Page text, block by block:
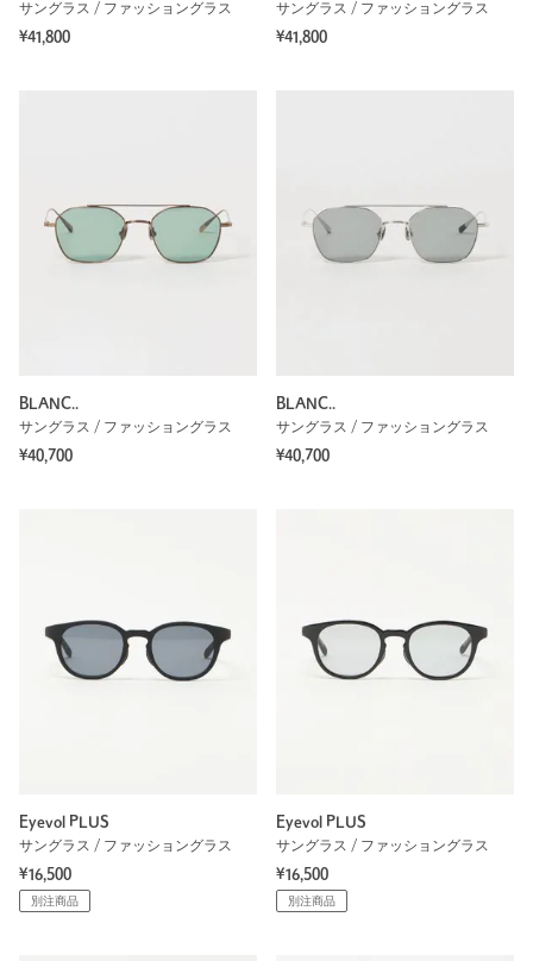
サングラス / ファッショングラス
¥41,800
サングラス / ファッショングラス
¥41,800
BLANC..
サングラス / ファッショングラス
¥40,700
BLANC..
サングラス / ファッショングラス
¥40,700
Eyevol PLUS
サングラス / ファッショングラス
¥16,500
別注商品
Eyevol PLUS
サングラス / ファッショングラス
¥16,500
別注商品